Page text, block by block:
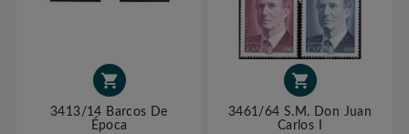

3413/14 Barcos De
Época

3461/64 S.M. Don Juan
Carlos I